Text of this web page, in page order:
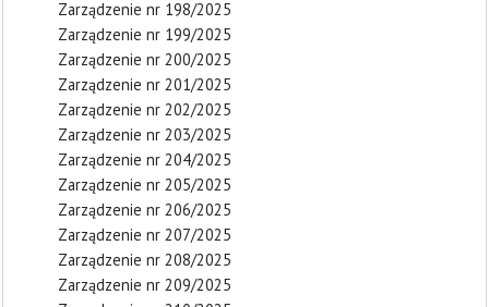
Zarządzenie nr 198/2025
Zarządzenie nr 199/2025
Zarządzenie nr 200/2025
Zarządzenie nr 201/2025
Zarządzenie nr 202/2025
Zarządzenie nr 203/2025
Zarządzenie nr 204/2025
Zarządzenie nr 205/2025
Zarządzenie nr 206/2025
Zarządzenie nr 207/2025
Zarządzenie nr 208/2025
Zarządzenie nr 209/2025